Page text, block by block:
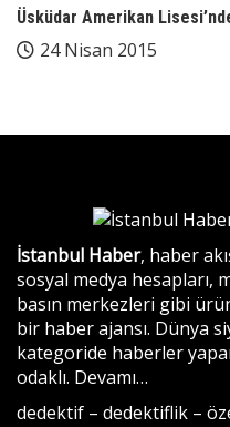
Üsküdar Amerikan
24 Nisan 2015
İstanbul Haber, haber
sosyal medya hesapları,
basın merkezleri gibi
bir haber ajansı. Dünya
kategoride haberler
odaklı. Devamı…
dedektif – dedektiflik –